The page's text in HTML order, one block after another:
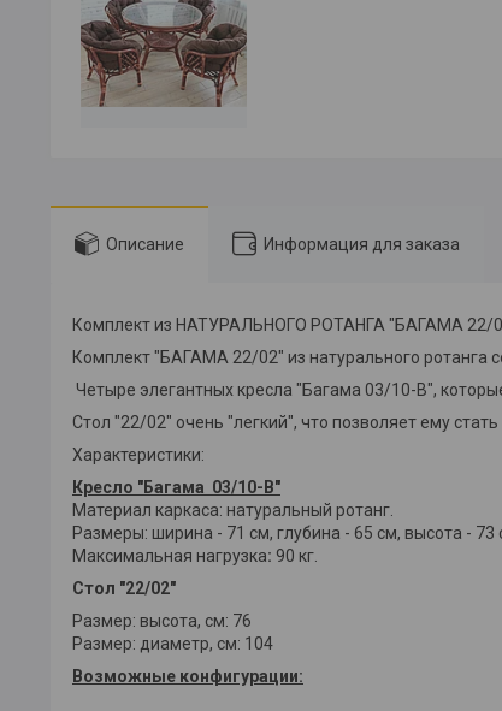
Описание Информация для заказа
Комплект из НАТУРАЛЬНОГО РОТАНГА "БАГАМА 22/
Комплект "БАГАМА 22/02" из натурального ротанга
Четыре элегантных кресла "Багама 03/10-B",
Стол "22/02" очень "легкий", что позволяет ему
Характеристики:
Кресло "Багама 03/10-B"
Материал каркаса: натуральный ротанг.
Размеры: ширина - 71 см, глубина - 65 см, высота - 73
Максимальная нагрузка: 90 кг.
Стол "22/02"
Размер: высота, см: 76
Размер: диаметр, см: 104
Возможные конфигурации: